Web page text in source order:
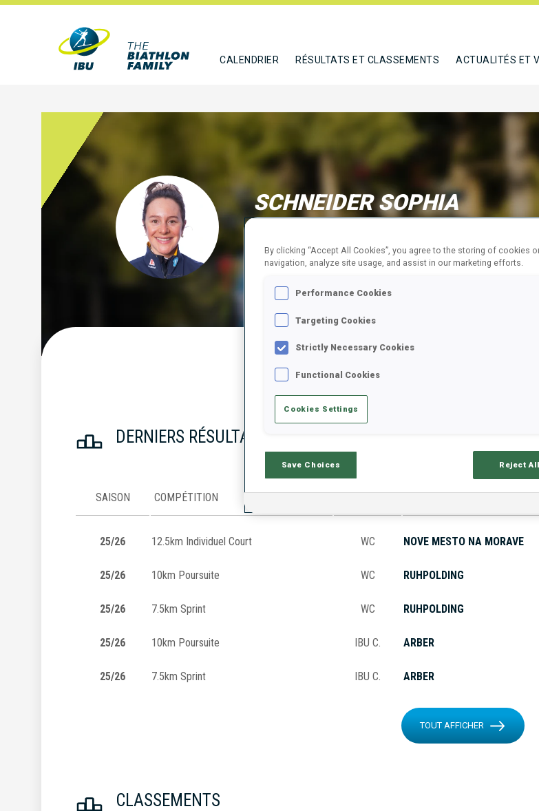
CALENDRIER RÉSULTATS ET CLASSEMENTS ACTUALITÉS ET
SCHNEIDER SOPHIA
SUIVRE
DERNIERS RÉSULTATS
SAISON COMPÉTITION COUPE SITE
25/26 12.5km Individuel Court WC NOVE MESTO NA MORAVE
25/26 10km Poursuite WC RUHPOLDING
25/26 7.5km Sprint WC RUHPOLDING
25/26 10km Poursuite IBU C. ARBER
25/26 7.5km Sprint IBU C. ARBER
TOUT AFFICHER
CLASSEMENTS
By clicking “Accept All Cookies”, you agree to the storing of cookies
navigation, analyze site usage, and assist in our marketing efforts.
Performance Cookies
Targeting Cookies
Strictly Necessary Cookies
Functional Cookies
Cookies Settings
Save Choices Reject All